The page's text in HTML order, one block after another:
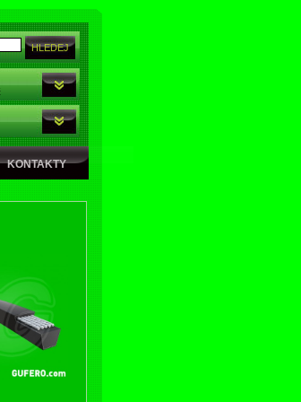
KONTAKTY